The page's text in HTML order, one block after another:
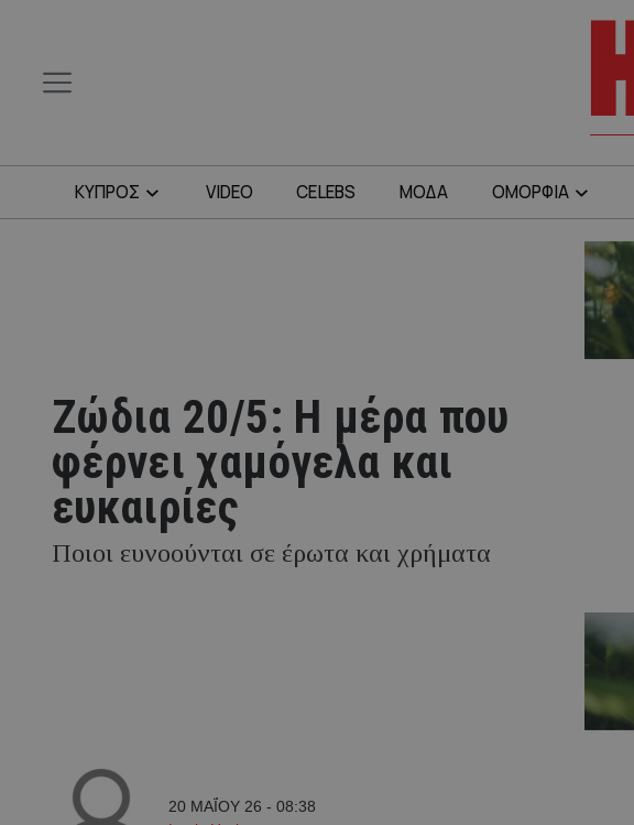
ΚΥΠΡΟΣ VIDEO CELEBS ΜΟΔΑ ΟΜΟΡΦΙΑ
Ζώδια 20/5: Η μέρα που
φέρνει χαμόγελα και
ευκαιρίες
Ποιοι ευνοούνται σε έρωτα και χρήματα
20 ΜΑΪ́ΟΥ 26 - 08:38